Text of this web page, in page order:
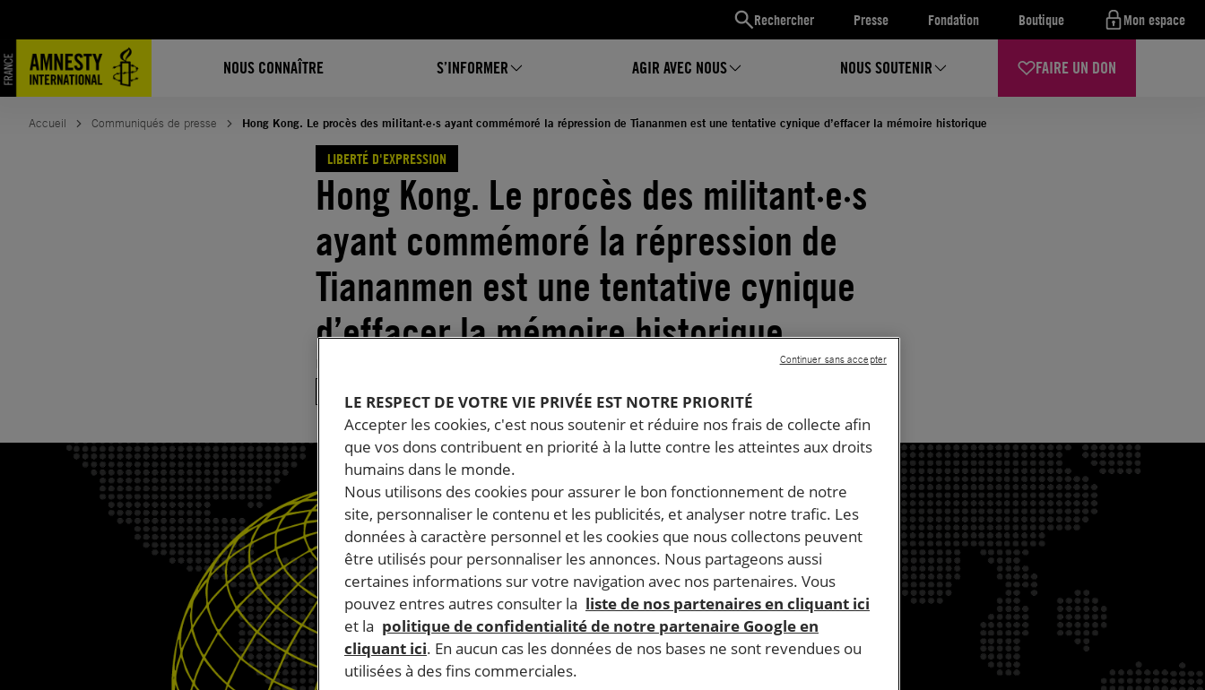
Rechercher Presse Fondation Boutique Mon espace
NOUS CONNAÎTRE S’INFORMER AGIR AVEC NOUS NOUS SOUTENIR FAIRE UN DON
contenu
Accueil Communiqués de presse Hong Kong. Le procès des militant·e·s ayant commémoré la répression de Tiananmen est une tentative cynique d’effacer la mémoire historique
LIBERTÉ D'EXPRESSION
Hong Kong. Le procès des militant·e·s
ayant commémoré la répression de
Tiananmen est une tentative cynique
d’effacer la mémoire historique
LE RESPECT DE VOTRE VIE PRIVÉE EST NOTRE PRIORITÉ
Accepter les cookies, c'est nous soutenir et réduire nos frais de collecte afin
que vos dons contribuent en priorité à la lutte contre les atteintes aux droits
humains dans le monde.
Nous utilisons des cookies pour assurer le bon fonctionnement de notre
site, personnaliser le contenu et les publicités, et analyser notre trafic. Les
données à caractère personnel et les cookies que nous collectons peuvent
être utilisés pour personnaliser les annonces. Nous partageons aussi
certaines informations sur votre navigation avec nos partenaires. Vous
pouvez entres autres consulter la liste de nos partenaires en cliquant ici
et la politique de confidentialité de notre partenaire Google en
cliquant ici. En aucun cas les données de nos bases ne sont revendues ou
utilisées à des fins commerciales.
Continuer sans accepter